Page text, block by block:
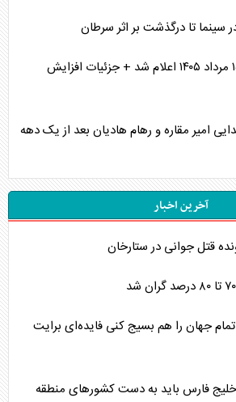
سینما تا درگذشت بر اثر سرطان
قیمت جدید سایپا ۱۵۱ مرداد ۱۴۰۵ اعلام شد + جزئیات افزایش
امیر مقاره و رهام هادیان بعد از یک دهه
آخرین اخبار
جهان را هم بسیج کنی فایده‌ای برایت
فارس باید به دست کشورهای منطقه